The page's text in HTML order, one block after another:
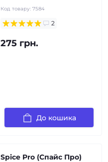
Код товару: 7584
2
275 грн.
До кошика
Spice Pro (Спайс Про)